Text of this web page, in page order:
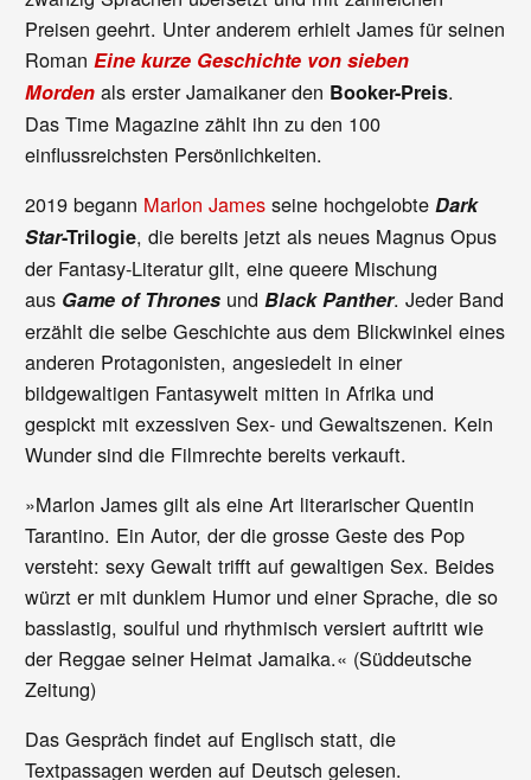
Preisen geehrt. Unter anderem erhielt James für seinen
Roman Eine kurze Geschichte von sieben
Morden als erster Jamaikaner den Booker-Preis.
Das Time Magazine zählt ihn zu den 100
einflussreichsten Persönlichkeiten.
2019 begann Marlon James seine hochgelobteDark
Star-Trilogie, die bereits jetzt als neues Magnus Opus
der Fantasy-Literatur gilt, eine queere Mischung
aus Game of Thrones undBlack Panther. Jeder Band
erzählt die selbe Geschichte aus dem Blickwinkel eines
anderen Protagonisten, angesiedelt in einer
bildgewaltigen Fantasywelt mitten in Afrika und
gespickt mit exzessiven Sex- und Gewaltszenen. Kein
Wunder sind die Filmrechte bereits verkauft.
»Marlon James gilt als eine Art literarischer Quentin
Tarantino. Ein Autor, der die grosse Geste des Pop
versteht: sexy Gewalt trifft auf gewaltigen Sex. Beides
würzt er mit dunklem Humor und einer Sprache, die so
basslastig, soulful und rhythmisch versiert auftritt wie
der Reggae seiner Heimat Jamaika.« (Süddeutsche
Zeitung)
Das Gespräch findet auf Englisch statt, die
Textpassagen werden auf Deutsch gelesen.